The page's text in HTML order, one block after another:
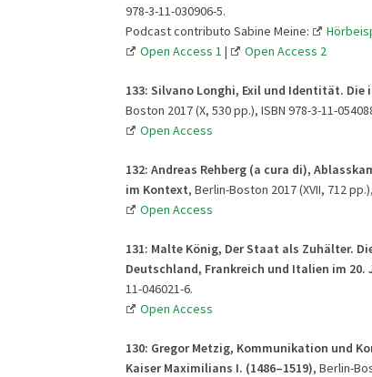
978-3-11-030906-5.
Podcast contributo Sabine Meine:
Open Access 1 | Open Access 2
133: Silvano Longhi, Exil und Identität.
Boston 2017 (X, 530 pp.), ISBN 978-3-11-
Open Access
132: Andreas Rehberg (a cura di),
im Kontext, Berlin-Boston 2017 (XVII, 712
Open Access
131: Malte König, Der Staat als Zuhälter.
Deutschland, Frankreich und Italien im 20.
11-046021-6.
Open Access
130: Gregor Metzig, Kommunikation und
Kaiser Maximilians I. (1486–1519), Berlin-